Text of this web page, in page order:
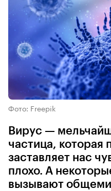
Фото: Freepik
Вирус —
частица, которая
заставляет нас
плохо. А
вызывают